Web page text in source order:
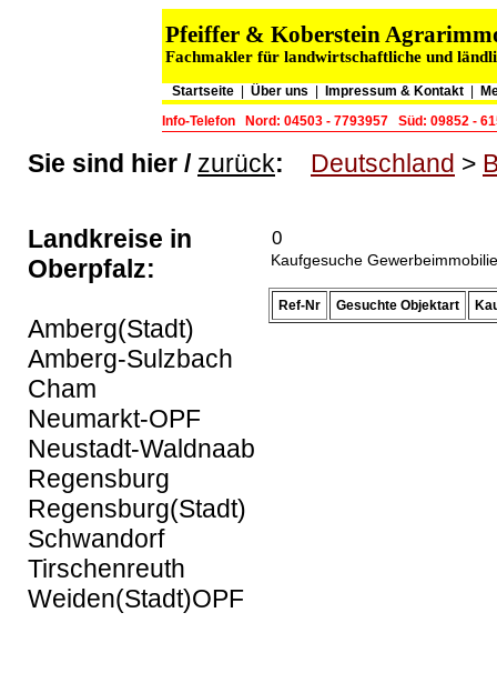
Pfeiffer & Koberstein
Fachmakler für landwirtschaftliche und
Startseite Über uns Impressum & Kontakt
Info-Telefon
Nord: 04503 - 7793957 Süd: 09852 -
Sie sind hier / zurück: Deutschland >
Landkreise in
Oberpfalz:
Amberg(Stadt)
Amberg-Sulzbach
Cham
Neumarkt-OPF
Neustadt-Waldnaab
Regensburg
Regensburg(Stadt)
Schwandorf
Tirschenreuth
Weiden(Stadt)OPF
0
Kaufgesuche
Ref-Nr Gesuchte Objektart